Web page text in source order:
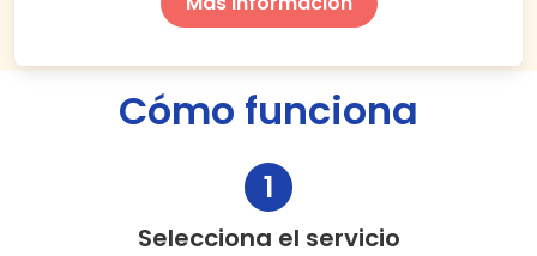
Cómo funciona
1
Selecciona el servicio